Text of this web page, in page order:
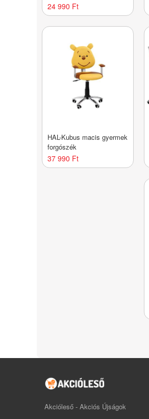
24 990 Ft
HAL-Kubus macis gyermek
forgószék
37 990 Ft
Akcióleső - Akciós Újságok